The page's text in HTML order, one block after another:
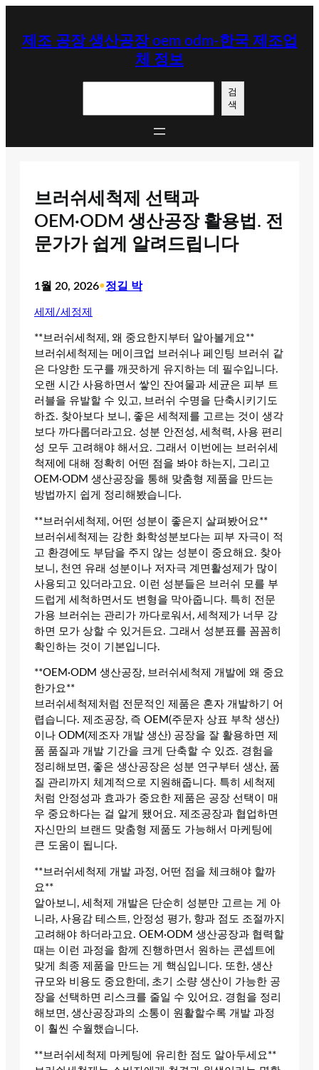
제조 공장 생산공장 oem odm-한국 제조업
체 정보
검
색
브러쉬세척제 선택과
OEM·ODM 생산공장 활용법. 전
문가가 쉽게 알려드립니다
1월 20, 2026•정길 박
세제/세정제
**브러쉬세척제, 왜 중요한지부터 알아볼게요**
브러쉬세척제는 메이크업 브러쉬나 페인팅 브러쉬 같
은 다양한 도구를 깨끗하게 유지하는 데 필수입니다.
오랜 시간 사용하면서 쌓인 잔여물과 세균은 피부 트
러블을 유발할 수 있고, 브러쉬 수명을 단축시키기도
하죠. 찾아보다 보니, 좋은 세척제를 고르는 것이 생각
보다 까다롭더라고요. 성분 안전성, 세척력, 사용 편리
성 모두 고려해야 해서요. 그래서 이번에는 브러쉬세
척제에 대해 정확히 어떤 점을 봐야 하는지, 그리고
OEM·ODM 생산공장을 통해 맞춤형 제품을 만드는
방법까지 쉽게 정리해봤습니다.
**브러쉬세척제, 어떤 성분이 좋은지 살펴봤어요**
브러쉬세척제는 강한 화학성분보다는 피부 자극이 적
고 환경에도 부담을 주지 않는 성분이 중요해요. 찾아
보니, 천연 유래 성분이나 저자극 계면활성제가 많이
사용되고 있더라고요. 이런 성분들은 브러쉬 모를 부
드럽게 세척하면서도 변형을 막아줍니다. 특히 전문
가용 브러쉬는 관리가 까다로워서, 세척제가 너무 강
하면 모가 상할 수 있거든요. 그래서 성분표를 꼼꼼히
확인하는 것이 기본입니다.
**OEM·ODM 생산공장, 브러쉬세척제 개발에 왜 중요
한가요**
브러쉬세척제처럼 전문적인 제품은 혼자 개발하기 어
렵습니다. 제조공장, 즉 OEM(주문자 상표 부착 생산)
이나 ODM(제조자 개발 생산) 공장을 잘 활용하면 제
품 품질과 개발 기간을 크게 단축할 수 있죠. 경험을
정리해보면, 좋은 생산공장은 성분 연구부터 생산, 품
질 관리까지 체계적으로 지원해줍니다. 특히 세척제
처럼 안정성과 효과가 중요한 제품은 공장 선택이 매
우 중요하다는 걸 알게 됐어요. 제조공장과 협업하면
자신만의 브랜드 맞춤형 제품도 가능해서 마케팅에
큰 도움이 됩니다.
**브러쉬세척제 개발 과정, 어떤 점을 체크해야 할까
요**
알아보니, 세척제 개발은 단순히 성분만 고르는 게 아
니라, 사용감 테스트, 안정성 평가, 향과 점도 조절까지
고려해야 하더라고요. OEM·ODM 생산공장과 협력할
때는 이런 과정을 함께 진행하면서 원하는 콘셉트에
맞게 최종 제품을 만드는 게 핵심입니다. 또한, 생산
규모와 비용도 중요한데, 초기 소량 생산이 가능한 공
장을 선택하면 리스크를 줄일 수 있어요. 경험을 정리
해보면, 생산공장과의 소통이 원활할수록 개발 과정
이 훨씬 수월했습니다.
**브러쉬세척제 마케팅에 유리한 점도 알아두세요**